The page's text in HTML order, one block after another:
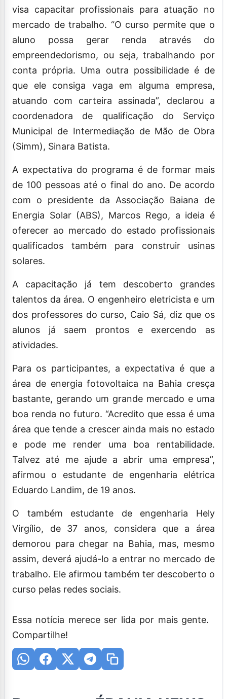
visa capacitar profissionais para atuação no
mercado de trabalho. “O curso permite que o
aluno possa gerar renda através do
empreendedorismo, ou seja, trabalhando por
conta própria. Uma outra possibilidade é de
que ele consiga vaga em alguma empresa,
atuando com carteira assinada”, declarou a
coordenadora de qualificação do Serviço
Municipal de Intermediação de Mão de Obra
(Simm), Sinara Batista.
A expectativa do programa é de formar mais
de 100 pessoas até o final do ano. De acordo
com o presidente da Associação Baiana de
Energia Solar (ABS), Marcos Rego, a ideia é
oferecer ao mercado do estado profissionais
qualificados também para construir usinas
solares.
A capacitação já tem descoberto grandes
talentos da área. O engenheiro eletricista e um
dos professores do curso, Caio Sá, diz que os
alunos já saem prontos e exercendo as
atividades.
Para os participantes, a expectativa é que a
área de energia fotovoltaica na Bahia cresça
bastante, gerando um grande mercado e uma
boa renda no futuro. “Acredito que essa é uma
área que tende a crescer ainda mais no estado
e pode me render uma boa rentabilidade.
Talvez até me ajude a abrir uma empresa”,
afirmou o estudante de engenharia elétrica
Eduardo Landim, de 19 anos.
O também estudante de engenharia Hely
Virgílio, de 37 anos, considera que a área
demorou para chegar na Bahia, mas, mesmo
assim, deverá ajudá-lo a entrar no mercado de
trabalho. Ele afirmou também ter descoberto o
curso pelas redes sociais.
Essa notícia merece ser lida por mais gente.
Compartilhe!